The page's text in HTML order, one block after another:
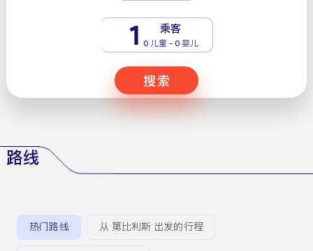
1 乘客
0 儿童 - 0 婴儿
搜索
路线
热门路线 从 第比利斯 出发的行程